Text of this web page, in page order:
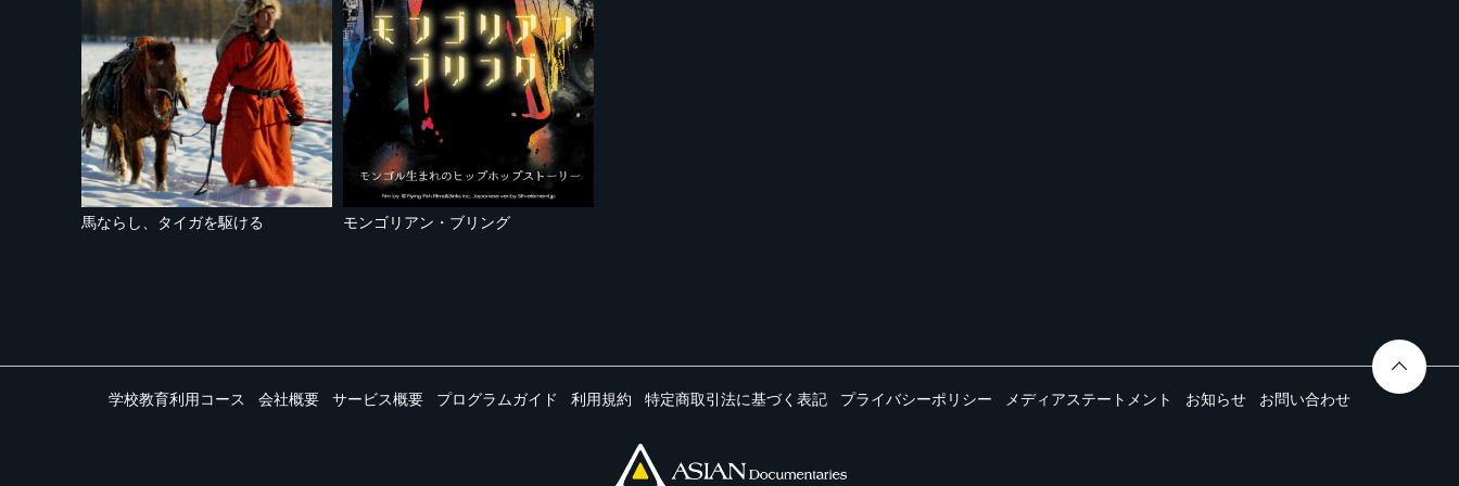
馬ならし、タイガを駆ける モンゴリアン・ブリング
学校教育利用コース 会社概要 サービス概要 プログラムガイド 利用規約 特定商取引法に基づく表記 プライバシーポリシー メディアステートメント お知らせ お問い合わせ